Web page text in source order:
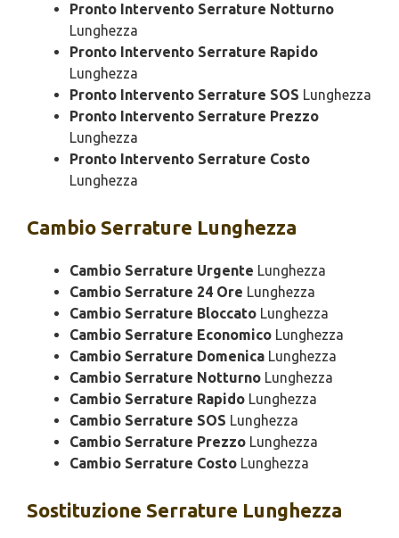
Pronto Intervento Serrature Notturno
Lunghezza
Pronto Intervento Serrature Rapido
Lunghezza
Pronto Intervento Serrature SOS Lunghezza
Pronto Intervento Serrature Prezzo
Lunghezza
Pronto Intervento Serrature Costo
Lunghezza
Cambio Serrature Lunghezza
Cambio Serrature Urgente Lunghezza
Cambio Serrature 24 Ore Lunghezza
Cambio Serrature Bloccato Lunghezza
Cambio Serrature Economico Lunghezza
Cambio Serrature Domenica Lunghezza
Cambio Serrature Notturno Lunghezza
Cambio Serrature Rapido Lunghezza
Cambio Serrature SOS Lunghezza
Cambio Serrature Prezzo Lunghezza
Cambio Serrature Costo Lunghezza
Sostituzione Serrature Lunghezza